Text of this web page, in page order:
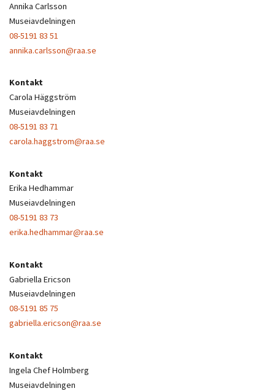
Annika Carlsson
Museiavdelningen
08-5191 83 51
annika.carlsson@raa.se
Kontakt
Carola Häggström
Museiavdelningen
08-5191 83 71
carola.haggstrom@raa.se
Kontakt
Erika Hedhammar
Museiavdelningen
08-5191 83 73
erika.hedhammar@raa.se
Kontakt
Gabriella Ericson
Museiavdelningen
08-5191 85 75
gabriella.ericson@raa.se
Kontakt
Ingela Chef Holmberg
Museiavdelningen